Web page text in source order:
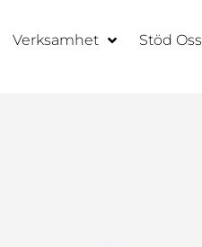
Verksamhet Stöd Oss